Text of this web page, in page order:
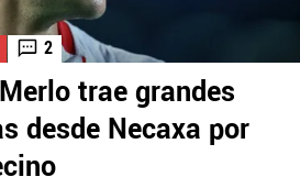
2
trae grandes
desde Necaxa por